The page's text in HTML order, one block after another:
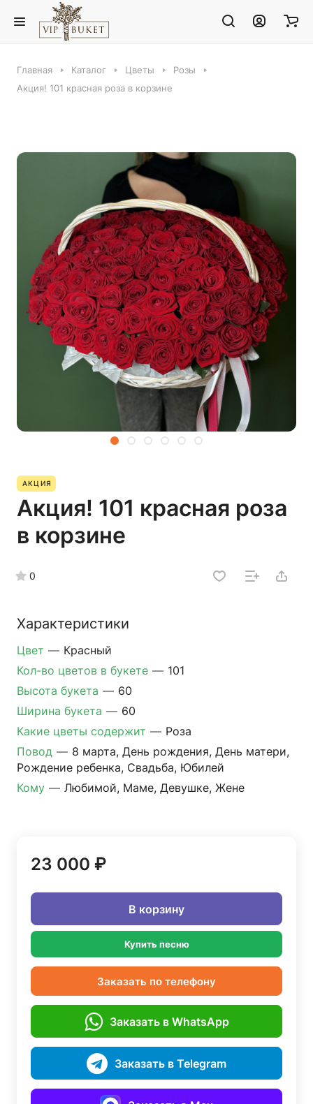
Главная Каталог Цветы
Розы
Акция! 101 красная роза в корзине
АКЦИЯ
Акция! 101 красная роза
в корзине
0
Характеристики
Цвет — Красный
Кол-во цветов в букете — 101
Высота букета — 60
Ширина букета — 60
Какие цветы содержит — Роза
Повод — 8 марта, День рождения, День матери,
Рождение ребенка, Свадьба, Юбилей
Кому — Любимой, Маме, Девушке, Жене
23 000 ₽
В корзину
Купить песню
Заказать по телефону
Заказать в WhatsApp
Заказать в Telegram